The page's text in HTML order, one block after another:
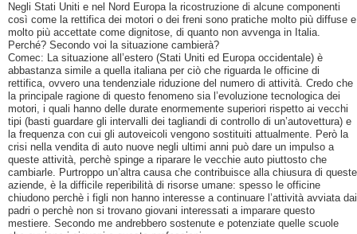
Negli Stati Uniti e nel Nord Europa la ricostruzione di alcune componenti
così come la rettifica dei motori o dei freni sono pratiche molto più diffuse e
molto più accettate come dignitose, di quanto non avvenga in Italia.
Perché? Secondo voi la situazione cambierà?
Comec: La situazione all’estero (Stati Uniti ed Europa occidentale) è
abbastanza simile a quella italiana per ciò che riguarda le officine di
rettifica, ovvero una tendenziale riduzione del numero di attività. Credo che
la principale ragione di questo fenomeno sia l’evoluzione tecnologica dei
motori, i quali hanno delle durate enormemente superiori rispetto ai vecchi
tipi (basti guardare gli intervalli dei tagliandi di controllo di un’autovettura) e
la frequenza con cui gli autoveicoli vengono sostituiti attualmente. Però la
crisi nella vendita di auto nuove negli ultimi anni può dare un impulso a
queste attività, perchè spinge a riparare le vecchie auto piuttosto che
cambiarle. Purtroppo un’altra causa che contribuisce alla chiusura di queste
aziende, è la difficile reperibilità di risorse umane: spesso le officine
chiudono perchè i figli non hanno interesse a continuare l’attività avviata dai
padri o perchè non si trovano giovani interessati a imparare questo
mestiere. Secondo me andrebbero sostenute e potenziate quelle scuole